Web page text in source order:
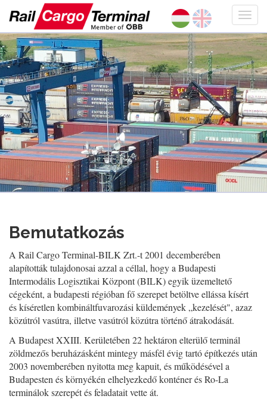
Bemutatkozás
A Rail Cargo Terminal-BILK Zrt.-t 2001 decemberében
alapították tulajdonosai azzal a céllal, hogy a Budapesti
Intermodális Logisztikai Központ (BILK) egyik üzemeltető
cégeként, a budapesti régióban fő szerepet betöltve ellássa kísért
és kíséretlen kombináltfuvarozási küldemények „kezelését", azaz
közútról vasútra, illetve vasútról közútra történő átrakodását.
A Budapest XXIII. Kerületében 22 hektáron elterülő terminál
zöldmezős beruházásként mintegy másfél évig tartó építkezés után
2003 novemberében nyitotta meg kapuit, és működésével a
Budapesten és környékén elhelyezkedő konténer és Ro-La
terminálok szerepét és feladatait vette át.